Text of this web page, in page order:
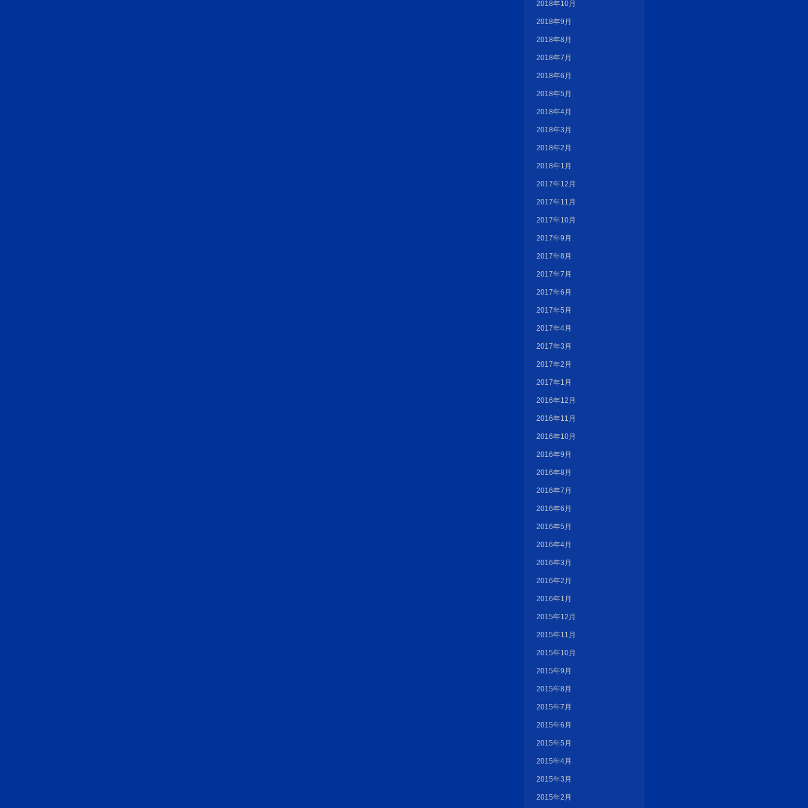
2018年10月
2018年9月
2018年8月
2018年7月
2018年6月
2018年5月
2018年4月
2018年3月
2018年2月
2018年1月
2017年12月
2017年11月
2017年10月
2017年9月
2017年8月
2017年7月
2017年6月
2017年5月
2017年4月
2017年3月
2017年2月
2017年1月
2016年12月
2016年11月
2016年10月
2016年9月
2016年8月
2016年7月
2016年6月
2016年5月
2016年4月
2016年3月
2016年2月
2016年1月
2015年12月
2015年11月
2015年10月
2015年9月
2015年8月
2015年7月
2015年6月
2015年5月
2015年4月
2015年3月
2015年2月